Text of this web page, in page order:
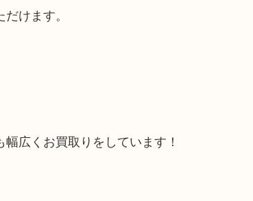
けます。
広くお買取りをしています！